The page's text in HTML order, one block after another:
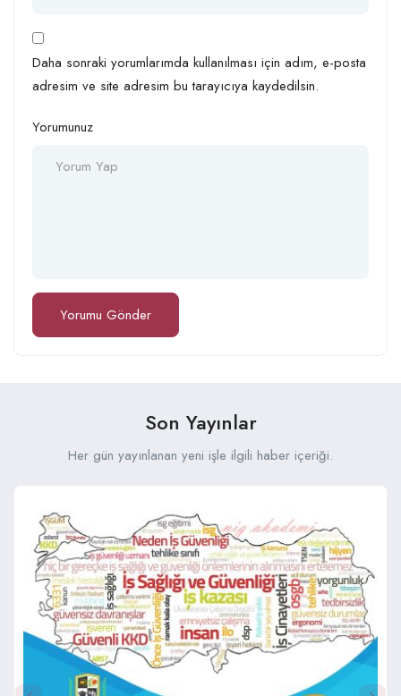
Daha sonraki yorumlarımda kullanılması için adım, e-posta
adresim ve site adresim bu tarayıcıya kaydedilsin.
Yorumunuz
Son Yayınlar
Her gün yayınlanan yeni işle ilgili haber içeriği.